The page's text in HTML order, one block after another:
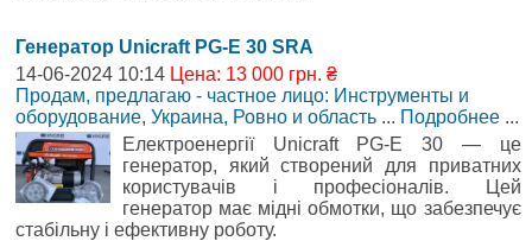
Генератор Unicraft PG-E 30 SRA
14-06-2024 10:14 Цена: 13 000 грн. ₴
Продам, предлагаю - частное лицо: Инструменты и
оборудование, Украина, Ровно и область ... Подробнее ...
Електроенергії Unicraft PG-E 30 — це
генератор, який створений для приватних
користувачів і професіоналів. Цей
генератор має мідні обмотки, що забезпечує
стабільну і ефективну роботу.